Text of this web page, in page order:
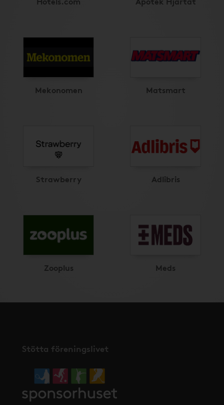
Mekonomen Matsmart
Strawberry Adlibris
Zooplus Meds
Stötta föreningslivet